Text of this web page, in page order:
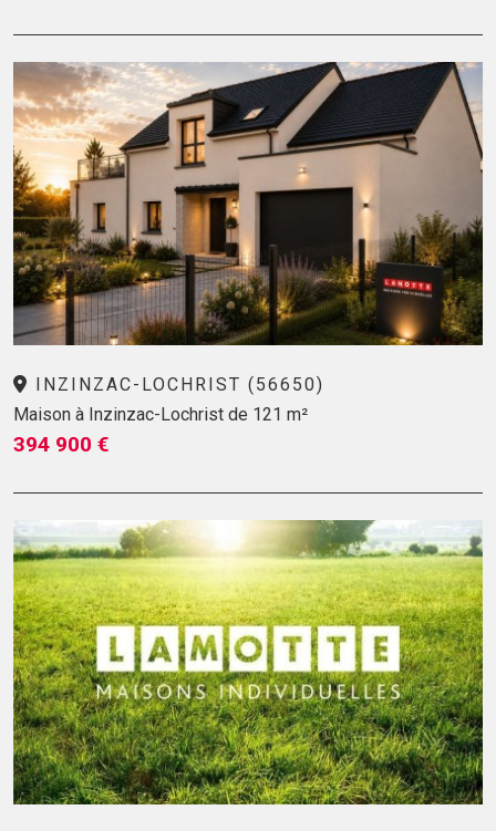
INZINZAC-LOCHRIST (56650)
Maison à Inzinzac-Lochrist de 121 m²
394 900 €